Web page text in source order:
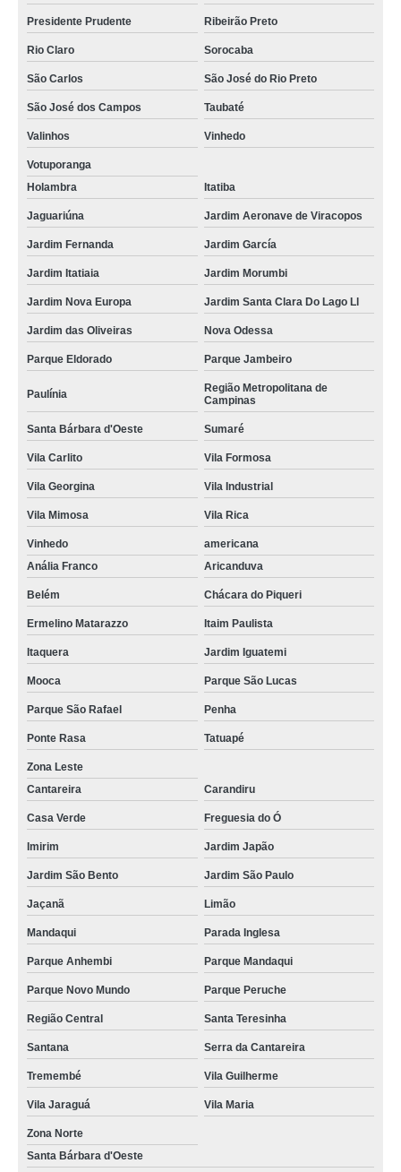
Presidente Prudente Ribeirão Preto
Rio Claro Sorocaba
São Carlos São José do Rio Preto
São José dos Campos Taubaté
Valinhos Vinhedo
Votuporanga
Holambra
Itatiba
Jaguariúna Jardim Aeronave de Viracopos
Jardim Fernanda Jardim García
Jardim Itatiaia Jardim Morumbi
Jardim Nova Europa Jardim Santa Clara Do Lago Ll
Jardim das Oliveiras Nova Odessa
Parque Eldorado Parque Jambeiro
Paulínia
Região Metropolitana de
Campinas
Santa Bárbara d'Oeste Sumaré
Vila Carlito Vila Formosa
Vila Georgina Vila Industrial
Vila Mimosa Vila Rica
Vinhedo
americana
Anália Franco
Aricanduva
Belém Chácara do Piqueri
Ermelino Matarazzo Itaim Paulista
Itaquera Jardim Iguatemi
Mooca Parque São Lucas
Parque São Rafael Penha
Ponte Rasa Tatuapé
Zona Leste
Cantareira
Carandiru
Casa Verde Freguesia do Ó
Imirim Jardim Japão
Jardim São Bento Jardim São Paulo
Jaçanã Limão
Mandaqui Parada Inglesa
Parque Anhembi Parque Mandaqui
Parque Novo Mundo Parque Peruche
Região Central Santa Teresinha
Santana Serra da Cantareira
Tremembé Vila Guilherme
Vila Jaraguá Vila Maria
Zona Norte
Santa Bárbara d'Oeste